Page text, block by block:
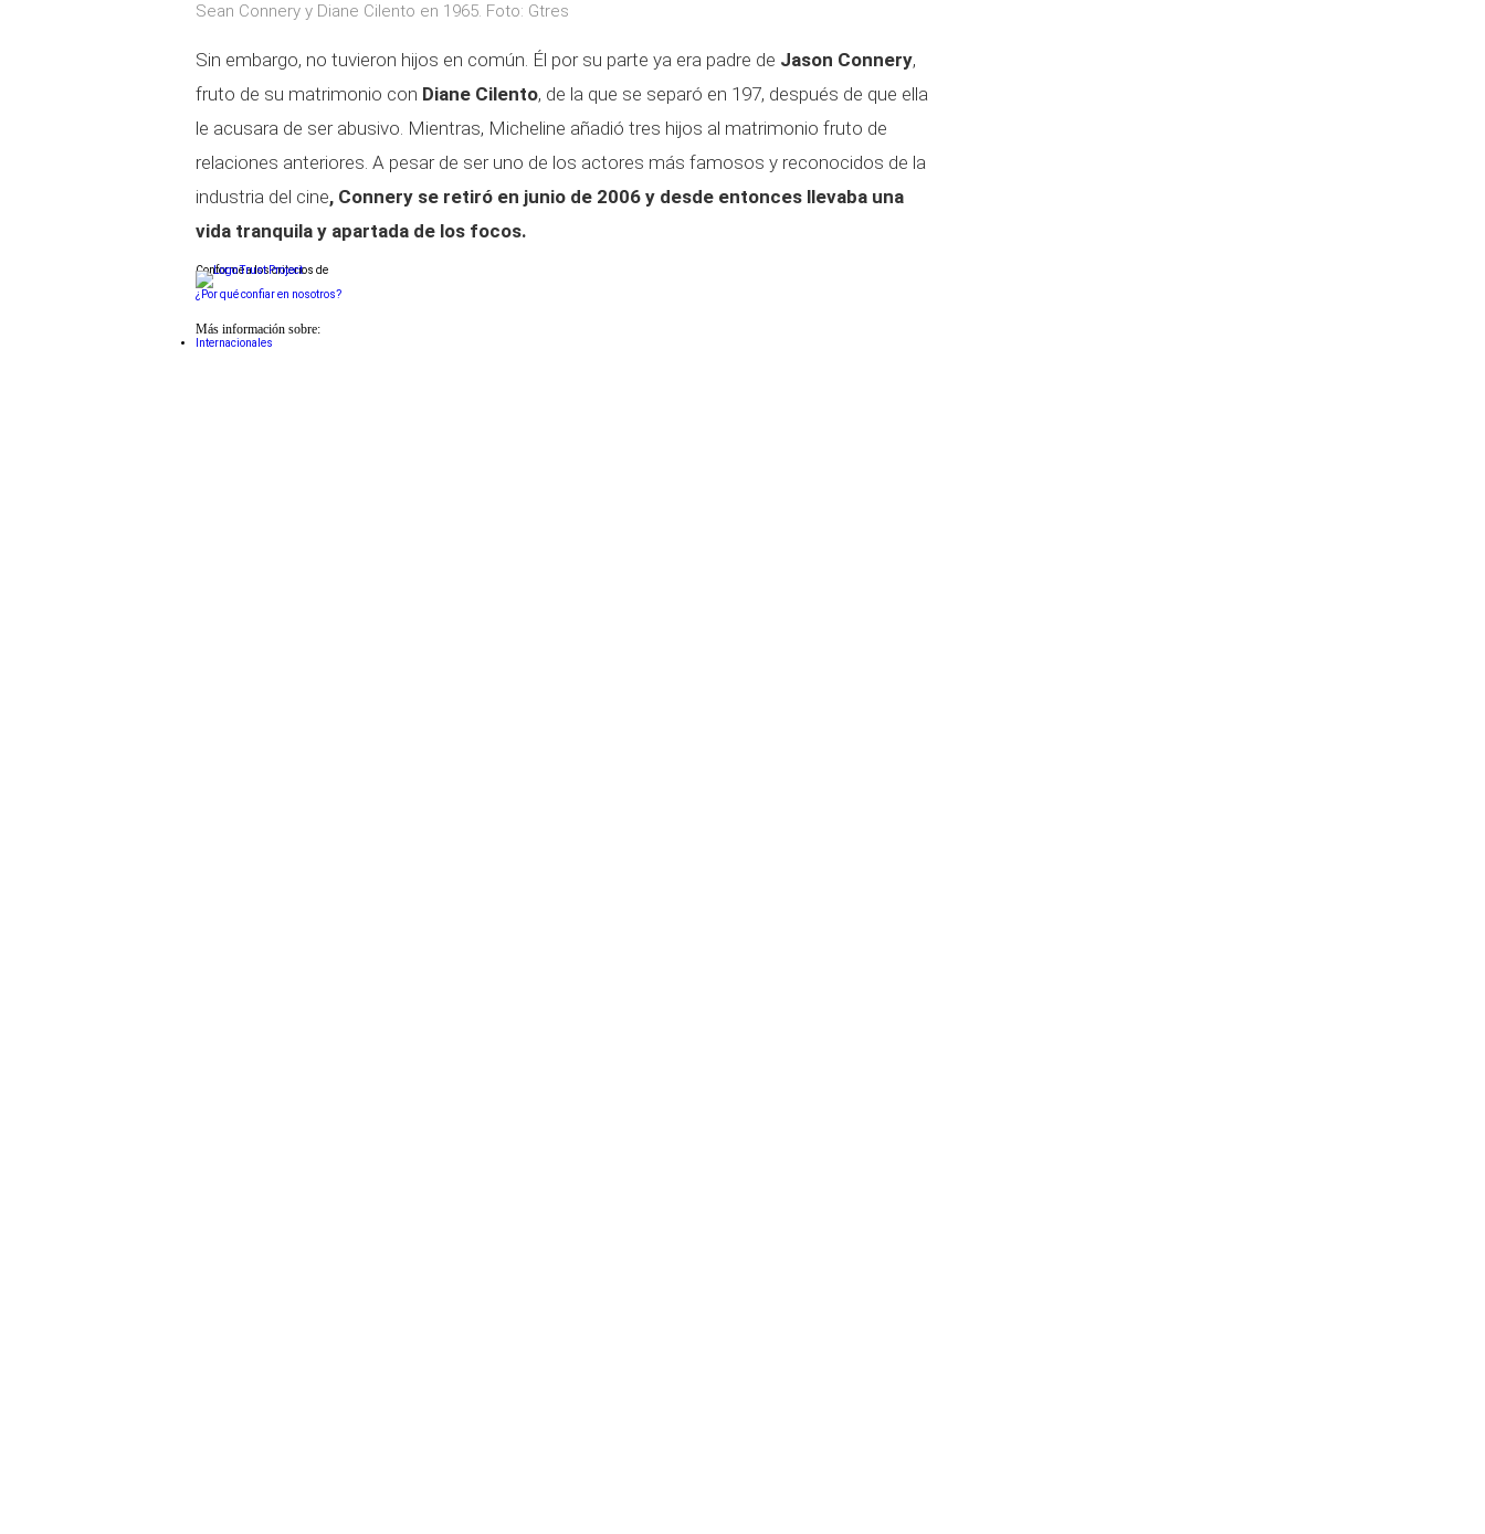
Sean Connery y Diane Cilento en 1965. Foto: Gtres
Sin embargo, no tuvieron hijos en común. Él por su parte ya era padre de Jason Connery,
fruto de su matrimonio con Diane Cilento, de la que se separó en 197, después de que ella
le acusara de ser abusivo. Mientras, Micheline añadió tres hijos al matrimonio fruto de
relaciones anteriores. A pesar de ser uno de los actores más famosos y reconocidos de la
industria del cine, Connery se retiró en junio de 2006 y desde entonces llevaba una
vida tranquila y apartada de los focos.
Conforme a los criterios de
¿Por qué confiar en nosotros?
Más información sobre:
Internacionales